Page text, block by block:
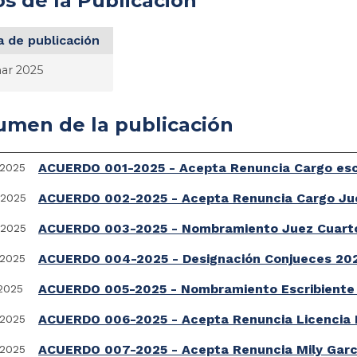
de publicación
2025
de la publicación
ACUERDO 001-2025 - Acepta Renuncia Cargo
ACUERDO 002-2025 - Acepta Renuncia Cargo
ACUERDO 003-2025 - Nombramiento Juez
ACUERDO 004-2025 - Designación Conjueces
ACUERDO 005-2025 - Nombramiento
ACUERDO 006-2025 - Acepta Renuncia
ACUERDO 007-2025 - Acepta Renuncia Mily